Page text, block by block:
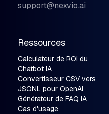
support@nexvio.ai
Ressources
Calculateur de ROI du
Chatbot IA
Convertisseur CSV vers
JSONL pour OpenAI
Générateur de FAQ IA
Cas d'usage